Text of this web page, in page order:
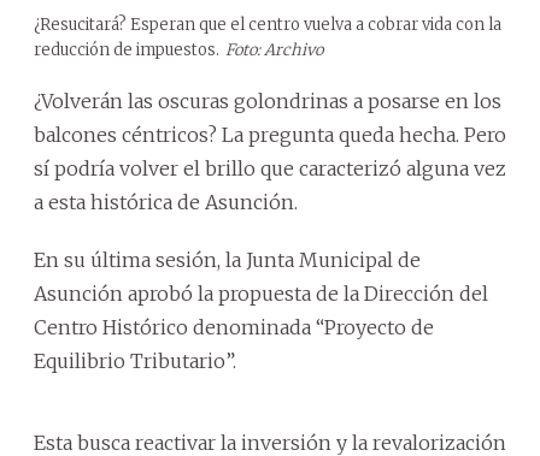
¿Resucitará? Esperan que el centro vuelva a cobrar vida con la
reducción de impuestos. Foto: Archivo
¿Volverán las oscuras golondrinas a posarse en los
balcones céntricos? La pregunta queda hecha. Pero
sí podría volver el brillo que caracterizó alguna vez
a esta histórica de Asunción.
En su última sesión, la Junta Municipal de
Asunción aprobó la propuesta de la Dirección del
Centro Histórico denominada “Proyecto de
Equilibrio Tributario”.
Esta busca reactivar la inversión y la revalorización